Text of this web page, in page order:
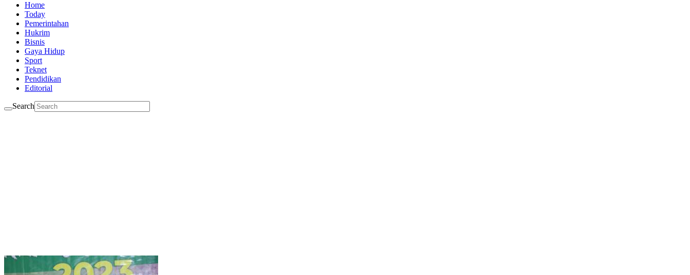
Home
Today
Pemerintahan
Hukrim
Bisnis
Gaya Hidup
Sport
Teknet
Pendidikan
Editorial
Search